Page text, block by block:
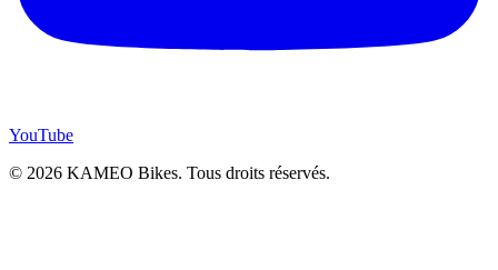
YouTube
© 2026 KAMEO Bikes. Tous droits réservés.